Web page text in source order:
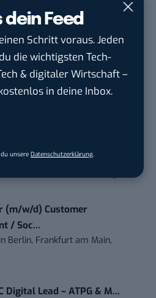
Feed
Schritt voraus. Jeden
die wichtigsten Tech-
& digitaler Wirtschaft –
in deine Inbox.
unsere Datenschutzerklärung
GmbHinEschborn
(m/w/d) in Teilzeit (25-
&amp...
(m/w/d) Customer
/ Soc...
in Berlin, Frankfurt am Main,
Digital Lead – ATPG & M...